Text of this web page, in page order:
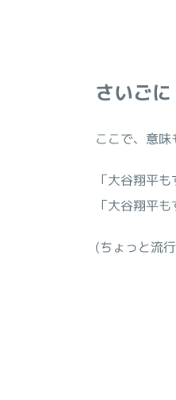
さいごに
ここで、意味
「大谷翔平
「大谷翔平
(ちょっと流